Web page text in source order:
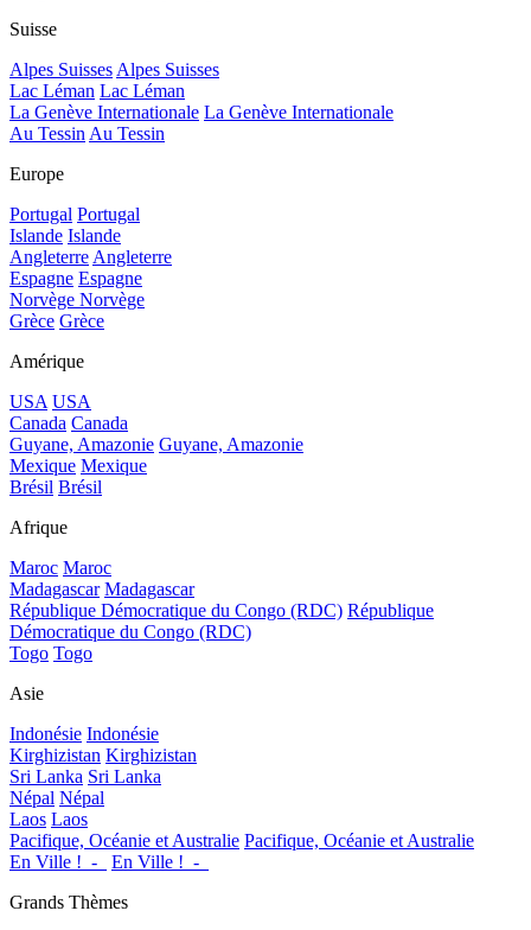
Suisse
Alpes Suisses Alpes Suisses
Lac Léman Lac Léman
La Genève Internationale La Genève Internationale
Au Tessin Au Tessin
Europe
Portugal Portugal
Islande Islande
Angleterre Angleterre
Espagne Espagne
Norvège Norvège
Grèce Grèce
Amérique
USA USA
Canada Canada
Guyane, Amazonie Guyane, Amazonie
Mexique Mexique
Brésil Brésil
Afrique
Maroc Maroc
Madagascar Madagascar
République Démocratique du Congo (RDC) République
Démocratique du Congo (RDC)
Togo Togo
Asie
Indonésie Indonésie
Kirghizistan Kirghizistan
Sri Lanka Sri Lanka
Népal Népal
Laos Laos
Pacifique, Océanie et Australie Pacifique, Océanie et Australie
En Ville !_-_
En Ville !_-_
Grands Thèmes